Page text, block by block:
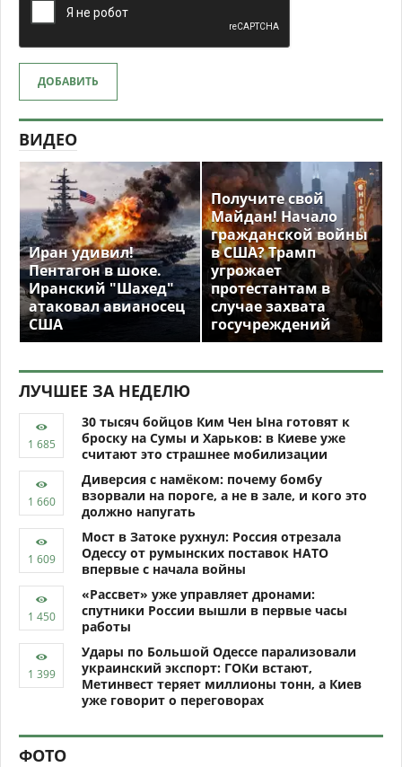
ДОБАВИТЬ
ВИДЕО
Иран удивил!
Пентагон в шоке.
Иранский "Шахед"
атаковал авианосец
США
Получите свой
Майдан! Начало
гражданской войны
в США? Трамп
угрожает
протестантам в
случае захвата
госучреждений
ЛУЧШЕЕ ЗА НЕДЕЛЮ
30 тысяч бойцов Ким Чен Ына готовят к
броску на Сумы и Харьков: в Киеве уже
считают это страшнее мобилизации
Диверсия с намёком: почему бомбу
взорвали на пороге, а не в зале, и кого это
должно напугать
Мост в Затоке рухнул: Россия отрезала
Одессу от румынских поставок НАТО
впервые с начала войны
«Рассвет» уже управляет дронами:
спутники России вышли в первые часы
работы
Удары по Большой Одессе парализовали
украинский экспорт: ГОКи встают,
Метинвест теряет миллионы тонн, а Киев
уже говорит о переговорах
ФОТО